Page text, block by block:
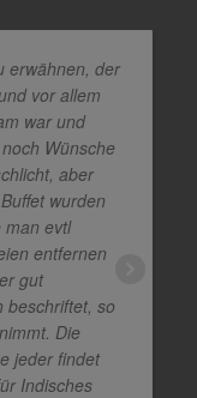
erwähnen, der
vor allem
war und
Wünsche
aber
wurden
man evtl
entfernen
gut
beschriftet, so
Die
jeder findet
Indisches